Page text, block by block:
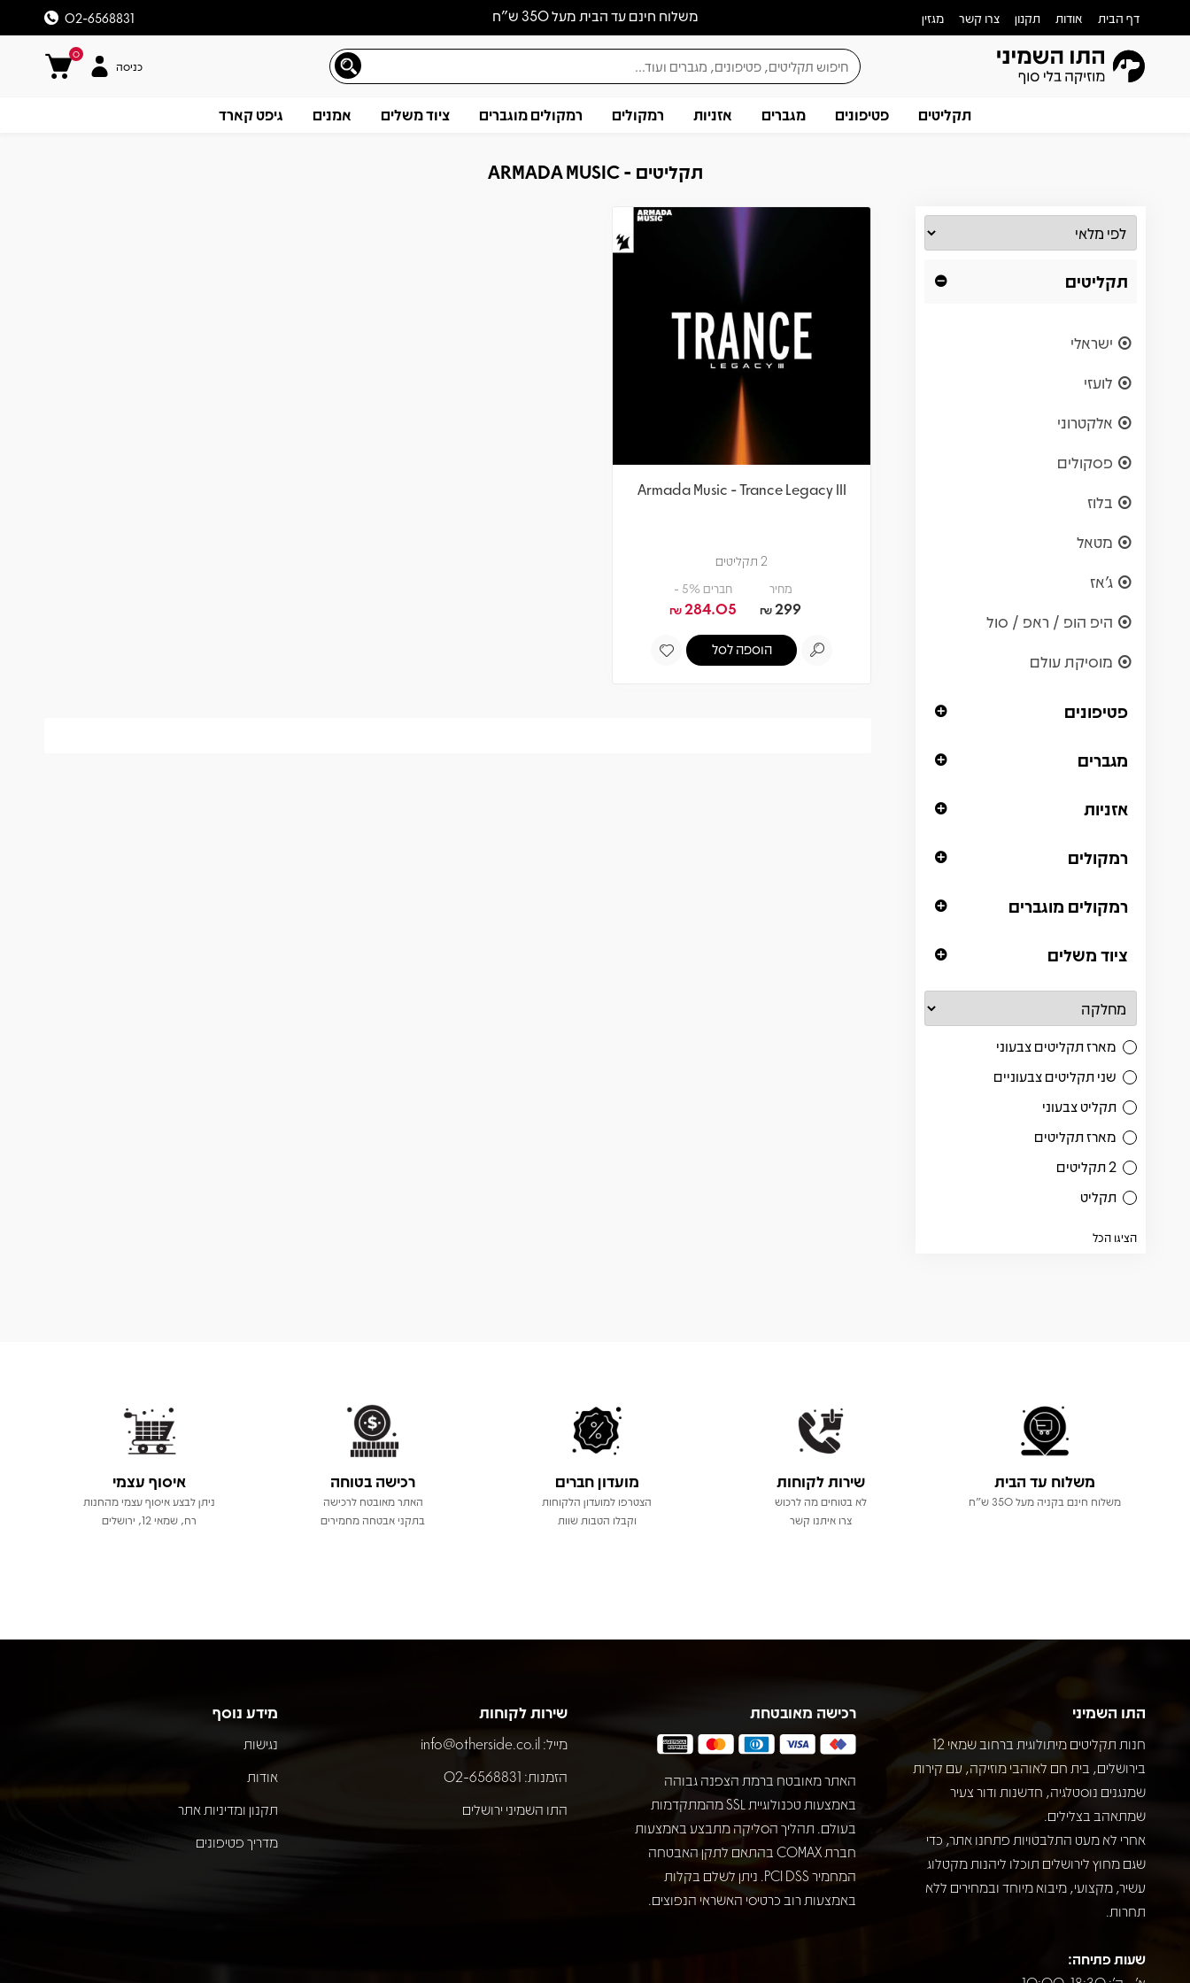
משלוח חינם עד הבית מעל 350 ש״ח דף הבית אודות תקנון צרו קשר מגזין 02-6568831
0
כניסה
תקליטים פטיפונים מגברים אזניות רמקולים רמקולים מוגברים ציוד משלים אמנים גיפט קארד
תקליטים - ARMADA MUSIC
תקליטים
ישראלי
לועזי
אלקטרוני
פסקולים
בלוז
מטאל
ג'אז
היפ הופ / ראפ / סול
מוסיקת עולם
פטיפונים
מגברים
אזניות
רמקולים
רמקולים מוגברים
ציוד משלים
מארז תקליטים צבעוני
שני תקליטים צבעוניים
תקליט צבעוני
מארז תקליטים
2 תקליטים
תקליט
הציגו הכל
Armada Music - Trance Legacy III
2 תקליטים
מחיר
299
₪
חברים 5% -
284.05
₪
הוספה לסל
משלוח עד הבית
משלוח חינם בקניה מעל 350 ש"ח
שירות לקוחות
לא בטוחים מה לרכוש
צרו איתנו קשר
מועדון חברים
הצטרפו למועדון הלקוחות
וקבלו הטבות שוות
רכישה בטוחה
האתר מאובטח לרכישה
בתקני אבטחה מחמירים
איסוף עצמי
ניתן לבצע איסוף עצמי מהחנות
רח, שמאי 12, ירושלים
התו השמיני
חנות תקליטים מיתולוגית ברחוב שמאי 12
בירושלים, בית חם לאוהבי מוזיקה, עם קירות
שמנגנים נוסטלגיה, חדשנות ודור צעיר
שמתאהב בצלילים.
אחרי לא מעט התלבטויות פתחנו אתר, כדי
שגם מחוץ לירושלים תוכלו ליהנות מקטלוג
עשיר, מקצועי, מיבוא מיוחד ובמחירים ללא
תחרות.
שעות פתיחה:
רכישה מאובטחת
האתר מאובטח ברמת הצפנה גבוהה
באמצעות טכנולוגיית SSL מהמתקדמות
בעולם. תהליך הסליקה מתבצע באמצעות
חברת COMAX בהתאם לתקן האבטחה
המחמיר PCI DSS. ניתן לשלם בקלות
באמצעות רוב כרטיסי האשראי הנפוצים.
שירות לקוחות
מייל: info@otherside.co.il
הזמנות: 02-6568831
התו השמיני ירושלים
מידע נוסף
נגישות
אודות
תקנון ומדיניות אתר
מדריך פטיפונים